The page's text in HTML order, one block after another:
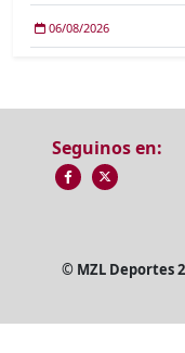
06/08/2026
Seguinos en:
© MZL Deportes